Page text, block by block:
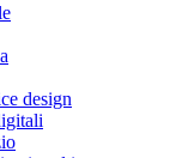
design